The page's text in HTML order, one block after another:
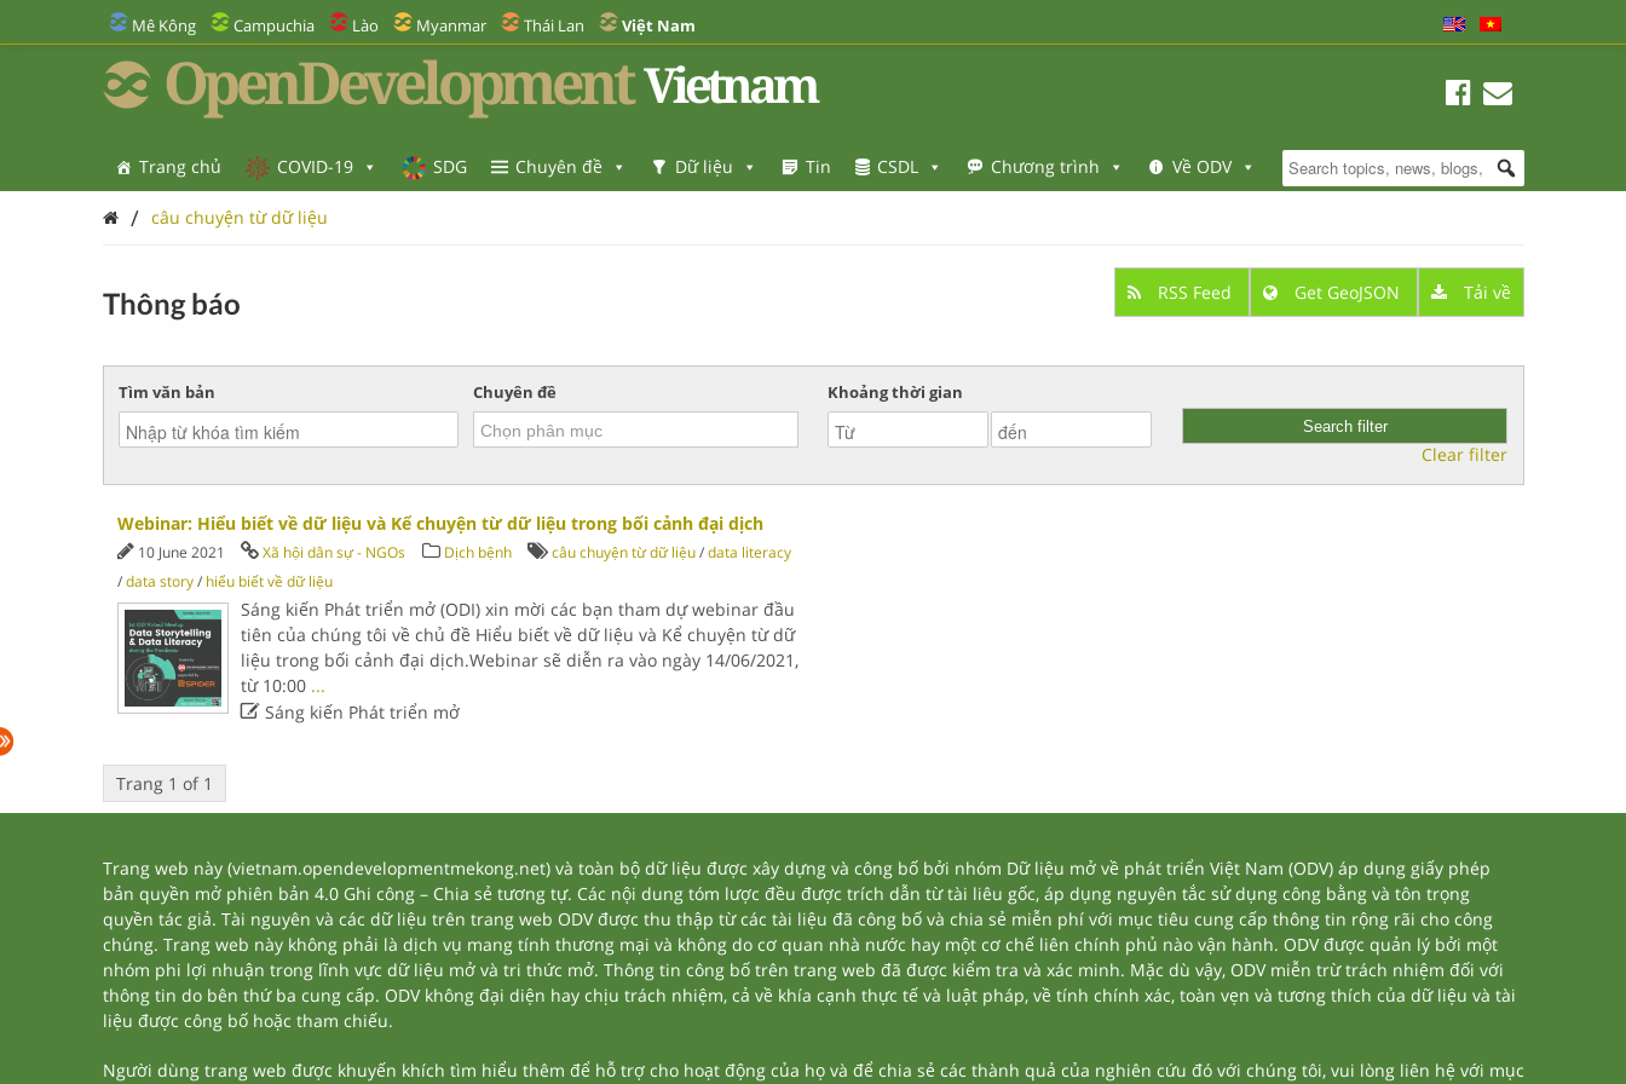
Mê Kông Campuchia Lào Myanmar Thái Lan Việt Nam
OpenDevelopment Vietnam
Trang chủ COVID-19 SDG Chuyên đề Dữ liệu Tin CSDL Chương trình Về ODV
/ câu chuyện từ dữ liệu
Thông báo RSS Feed Get GeoJSON Tải về
Tìm văn bản Chuyên đề Khoảng thời gian
Clear filter
Webinar: Hiểu biết về dữ liệu và Kể chuyện từ dữ liệu trong bối cảnh đại dịch
10 June 2021 Xã hội dân sự - NGOs Dịch bệnh câu chuyện từ dữ liệu/data literacy
/data story/ hiểu biết về dữ liệu
Sáng kiến Phát triển mở (ODI) xin mời các bạn tham dự webinar đầu
tiên của chúng tôi về chủ đề Hiểu biết về dữ liệu và Kể chuyện từ dữ
liệu trong bối cảnh đại dịch.Webinar sẽ diễn ra vào ngày 14/06/2021,
từ 10:00 ...
Sáng kiến Phát triển mở
Trang 1 of 1
Trang web này (vietnam.opendevelopmentmekong.net) và toàn bộ dữ liệu được xây dựng và công bố bởi nhóm Dữ liệu mở về phát triển Việt Nam (ODV) áp dụng giấy phép
bản quyền mở phiên bản 4.0 Ghi công – Chia sẻ tương tự. Các nội dung tóm lược đều được trích dẫn từ tài liêu gốc, áp dụng nguyên tắc sử dụng công bằng và tôn trọng
quyền tác giả. Tài nguyên và các dữ liệu trên trang web ODV được thu thập từ các tài liệu đã công bố và chia sẻ miễn phí với mục tiêu cung cấp thông tin rộng rãi cho công
chúng. Trang web này không phải là dịch vụ mang tính thương mại và không do cơ quan nhà nước hay một cơ chế liên chính phủ nào vận hành. ODV được quản lý bởi một
nhóm phi lợi nhuận trong lĩnh vực dữ liệu mở và tri thức mở. Thông tin công bố trên trang web đã được kiểm tra và xác minh. Mặc dù vậy, ODV miễn trừ trách nhiệm đối với
thông tin do bên thứ ba cung cấp. ODV không đại diện hay chịu trách nhiệm, cả về khía cạnh thực tế và luật pháp, về tính chính xác, toàn vẹn và tương thích của dữ liệu và tài
liệu được công bố hoặc tham chiếu.
Người dùng trang web được khuyến khích tìm hiểu thêm để hỗ trợ cho hoạt động của họ và để chia sẻ các thành quả của nghiên cứu đó với chúng tôi, vui lòng liên hệ với mục